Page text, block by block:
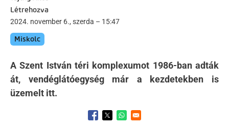
Létrehozva
2024. november 6., szerda – 15:47
Miskolc
A Szent István téri komplexumot 1986-ban adták
át, vendéglátóegység már a kezdetekben is
üzemelt itt.
Opens in a new window
Opens in a new window
Opens in a new window